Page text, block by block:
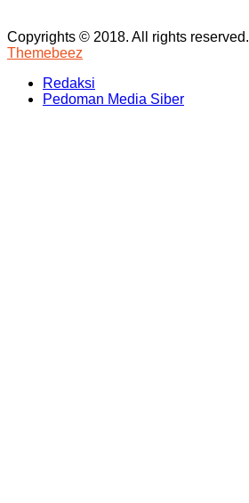
Copyrights © 2018. All rights reserved.
Themebeez
Redaksi
Pedoman Media Siber